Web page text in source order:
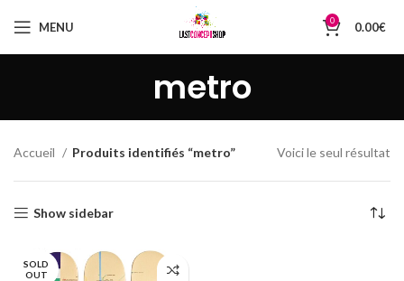
MENU 0 0.00€
metro
Accueil Produits identifiés “metro” Voici le seul résultat
Show sidebar
SOLD
OUT